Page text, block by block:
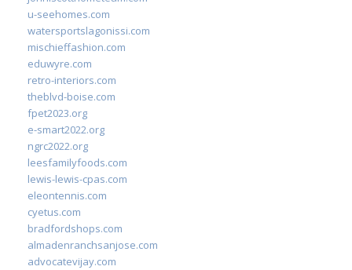
u-seehomes.com
watersportslagonissi.com
mischieffashion.com
eduwyre.com
retro-interiors.com
theblvd-boise.com
fpet2023.org
e-smart2022.org
ngrc2022.org
leesfamilyfoods.com
lewis-lewis-cpas.com
eleontennis.com
cyetus.com
bradfordshops.com
almadenranchsanjose.com
advocatevijay.com